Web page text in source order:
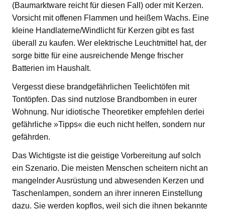
(Baumarktware reicht für diesen Fall) oder mit Kerzen.
Vorsicht mit offenen Flammen und heißem Wachs. Eine
kleine Handlaterne/Windlicht für Kerzen gibt es fast
überall zu kaufen. Wer elektrische Leuchtmittel hat, der
sorge bitte für eine ausreichende Menge frischer
Batterien im Haushalt.
Vergesst diese brandgefährlichen Teelichtöfen mit
Tontöpfen. Das sind nutzlose Brandbomben in eurer
Wohnung. Nur idiotische Theoretiker empfehlen derlei
gefährliche »Tipps« die euch nicht helfen, sondern nur
gefährden.
Das Wichtigste ist die geistige Vorbereitung auf solch
ein Szenario. Die meisten Menschen scheitern nicht an
mangelnder Ausrüstung und abwesenden Kerzen und
Taschenlampen, sondern an ihrer inneren Einstellung
dazu. Sie werden kopflos, weil sich die ihnen bekannte